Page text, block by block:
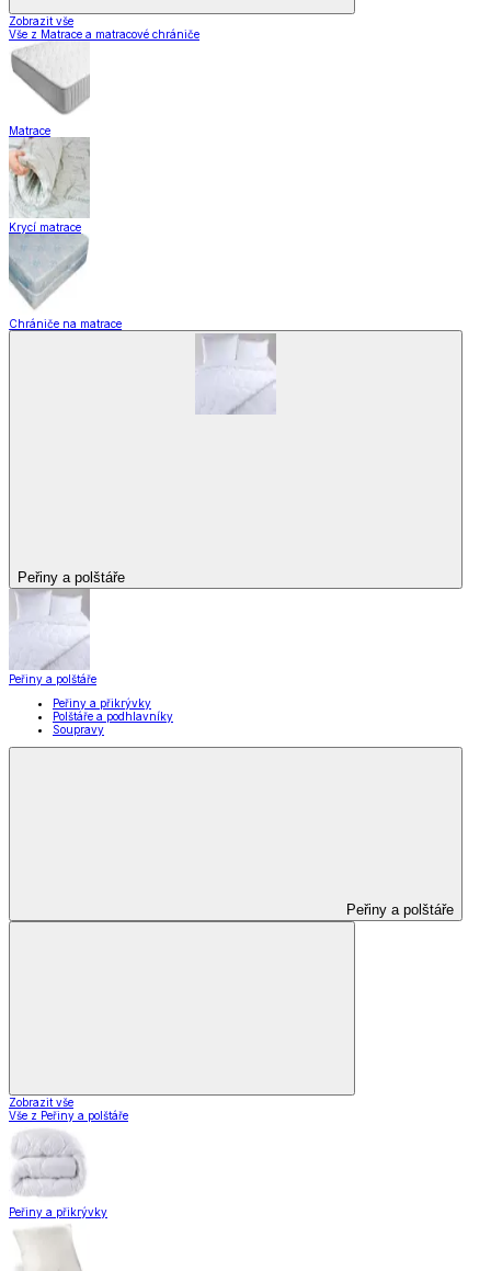
Zobrazit vše
Vše z Matrace a matracové chrániče
Matrace
Krycí matrace
Chrániče na matrace
Peřiny a polštáře
Peřiny a polštáře
Peřiny a přikrývky
Polštáře a podhlavníky
Soupravy
Peřiny a polštáře
Zobrazit vše
Vše z Peřiny a polštáře
Peřiny a přikrývky